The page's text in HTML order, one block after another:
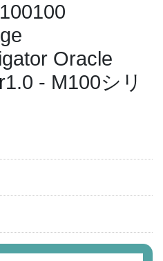
Oracle
- M100シリ